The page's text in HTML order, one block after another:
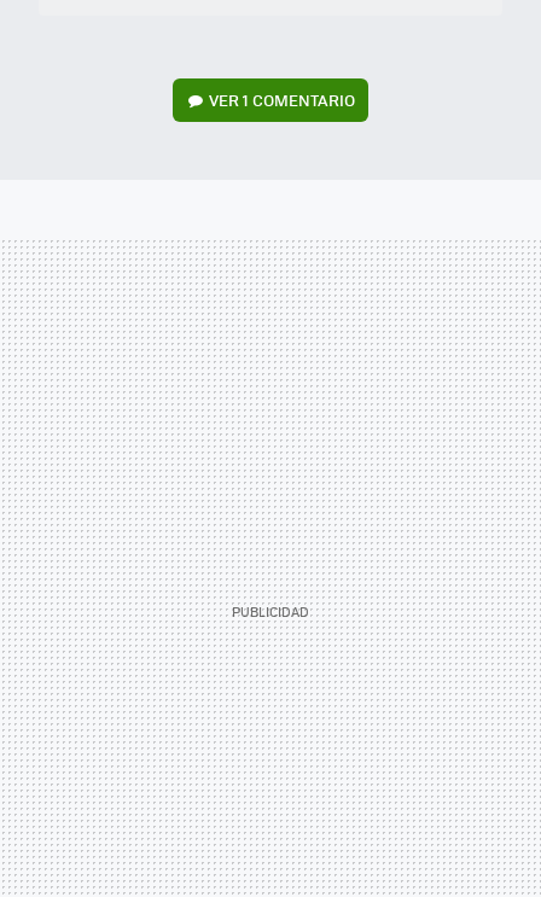
VER1 COMENTARIO